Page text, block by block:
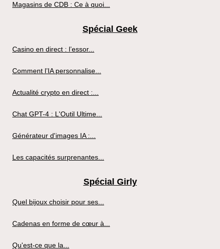
Magasins de CDB : Ce à quoi...
Spécial Geek
Casino en direct : l’essor...
Comment l’IA personnalise...
Actualité crypto en direct :...
Chat GPT-4 : L'Outil Ultime...
Générateur d'images IA :...
Les capacités surprenantes...
Spécial Girly
Quel bijoux choisir pour ses...
Cadenas en forme de cœur à...
Qu'est-ce que la...